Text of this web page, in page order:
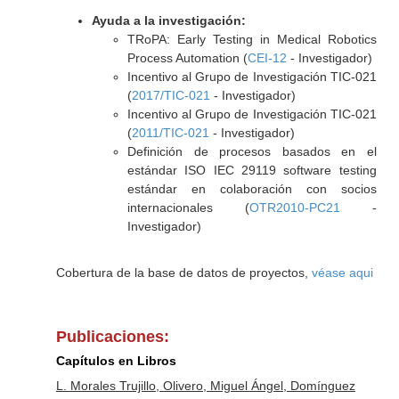
Ayuda a la investigación:
TRoPA: Early Testing in Medical Robotics
Process Automation (CEI-12 - Investigador)
Incentivo al Grupo de Investigación TIC-021
(2017/TIC-021 - Investigador)
Incentivo al Grupo de Investigación TIC-021
(2011/TIC-021 - Investigador)
Definición de procesos basados en el
estándar ISO IEC 29119 software testing
estándar en colaboración con socios
internacionales (OTR2010-PC21
-
Investigador)
Cobertura de la base de datos de proyectos, véase aqui
Publicaciones:
Capítulos en Libros
L. Morales Trujillo, Olivero, Miguel Ángel, Domínguez